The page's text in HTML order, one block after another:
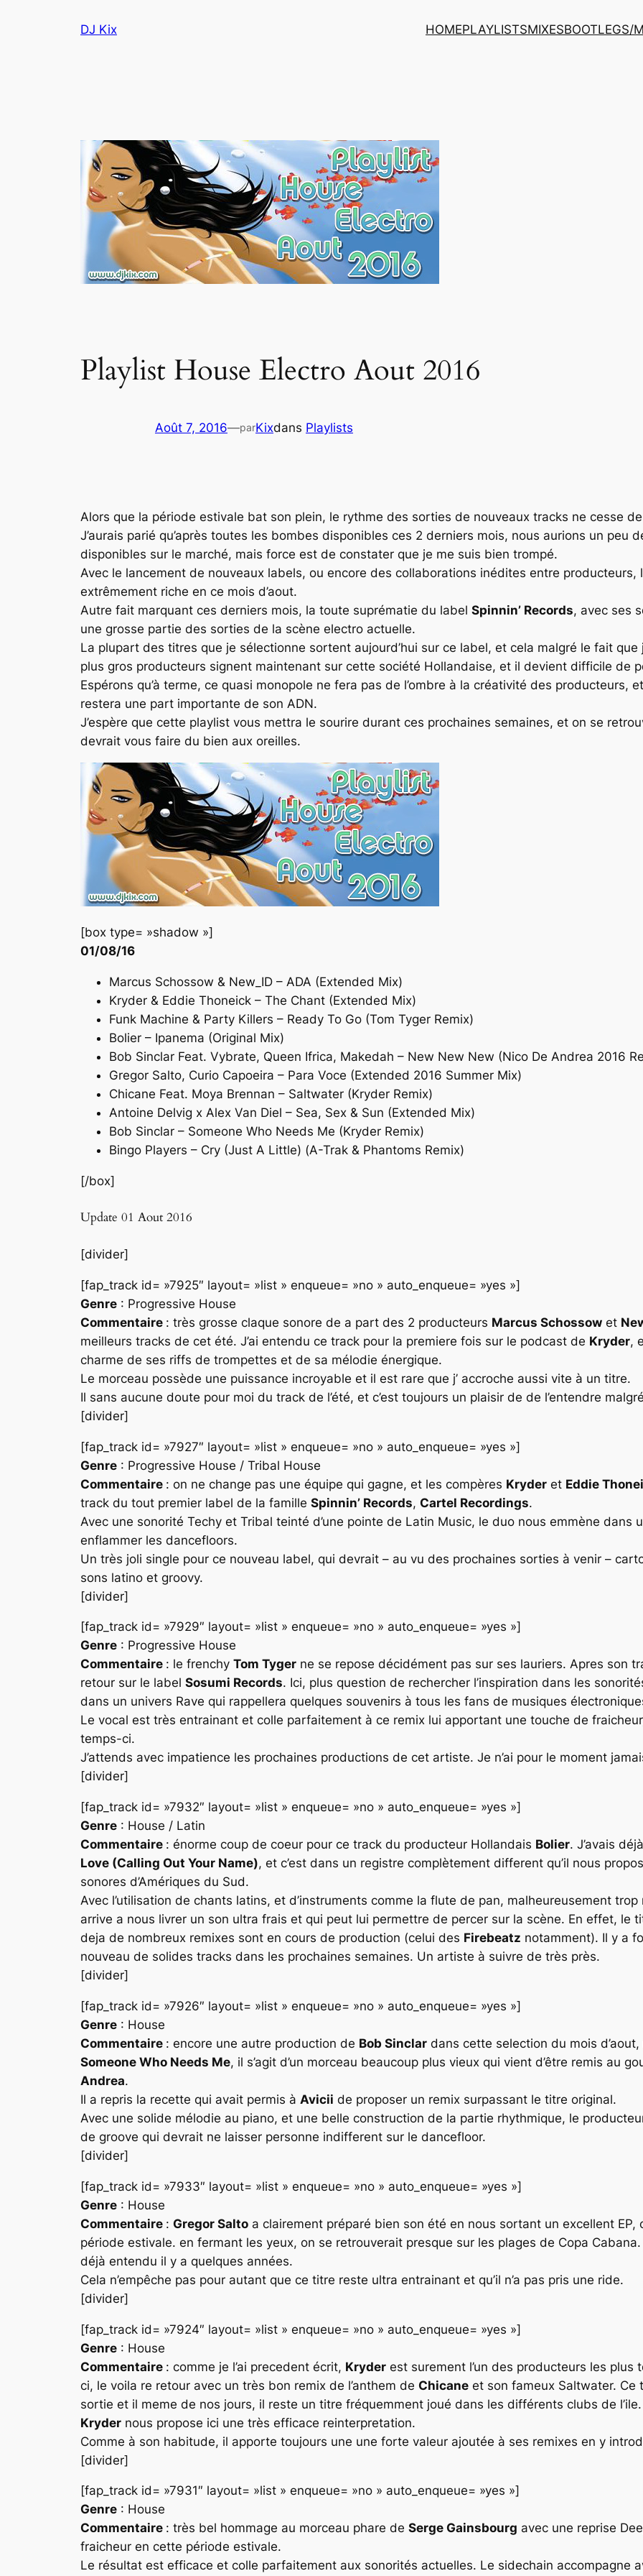
DJ Kix HOMEPLAYLISTSMIXESBOOTLEGS/
Playlist House Electro Aout 2016
Août 7, 2016—parKixdans Playlists
Alors que la période estivale bat son plein, le rythme des sorties de nouveaux tracks ne cesse
J’aurais parié qu’après toutes les bombes disponibles ces 2 derniers mois, nous aurions un peu
disponibles sur le marché, mais force est de constater que je me suis bien trompé.
Avec le lancement de nouveaux labels, ou encore des collaborations inédites entre producteurs,
extrêmement riche en ce mois d’aout.
Autre fait marquant ces derniers mois, la toute suprématie du label Spinnin’ Records, avec ses
une grosse partie des sorties de la scène electro actuelle.
La plupart des titres que je sélectionne sortent aujourd’hui sur ce label, et cela malgré le fait
plus gros producteurs signent maintenant sur cette société Hollandaise, et il devient difficile de
Espérons qu’à terme, ce quasi monopole ne fera pas de l’ombre à la créativité des producteurs,
restera une part importante de son ADN.
J’espère que cette playlist vous mettra le sourire durant ces prochaines semaines, et on se
devrait vous faire du bien aux oreilles.
[box type= »shadow »]
01/08/16
Marcus Schossow & New_ID – ADA (Extended Mix)
Kryder & Eddie Thoneick – The Chant (Extended Mix)
Funk Machine & Party Killers – Ready To Go (Tom Tyger Remix)
Bolier – Ipanema (Original Mix)
Bob Sinclar Feat. Vybrate, Queen Ifrica, Makedah – New New New (Nico De Andrea 2016
Gregor Salto, Curio Capoeira – Para Voce (Extended 2016 Summer Mix)
Chicane Feat. Moya Brennan – Saltwater (Kryder Remix)
Antoine Delvig x Alex Van Diel – Sea, Sex & Sun (Extended Mix)
Bob Sinclar – Someone Who Needs Me (Kryder Remix)
Bingo Players – Cry (Just A Little) (A-Trak & Phantoms Remix)
[/box]
Update 01 Aout 2016
[divider]
[fap_track id= »7925″ layout= »list » enqueue= »no » auto_enqueue= »yes »]
Genre : Progressive House
Commentaire : très grosse claque sonore de a part des 2 producteurs Marcus Schossow et
meilleurs tracks de cet été. J’ai entendu ce track pour la premiere fois sur le podcast de Kryder,
charme de ses riffs de trompettes et de sa mélodie énergique.
Le morceau possède une puissance incroyable et il est rare que j’ accroche aussi vite à un titre.
Il sans aucune doute pour moi du track de l’été, et c’est toujours un plaisir de de l’entendre
[divider]
[fap_track id= »7927″ layout= »list » enqueue= »no » auto_enqueue= »yes »]
Genre : Progressive House / Tribal House
Commentaire : on ne change pas une équipe qui gagne, et les compères Kryder et Eddie
track du tout premier label de la famille Spinnin’ Records, Cartel Recordings.
Avec une sonorité Techy et Tribal teinté d’une pointe de Latin Music, le duo nous emmène dans
enflammer les dancefloors.
Un très joli single pour ce nouveau label, qui devrait – au vu des prochaines sorties à venir –
sons latino et groovy.
[divider]
[fap_track id= »7929″ layout= »list » enqueue= »no » auto_enqueue= »yes »]
Genre : Progressive House
Commentaire : le frenchy Tom Tyger ne se repose décidément pas sur ses lauriers. Apres son
retour sur le label Sosumi Records. Ici, plus question de rechercher l’inspiration dans les
dans un univers Rave qui rappellera quelques souvenirs à tous les fans de musiques
Le vocal est très entrainant et colle parfaitement à ce remix lui apportant une touche de
temps-ci.
J’attends avec impatience les prochaines productions de cet artiste. Je n’ai pour le moment
[divider]
[fap_track id= »7932″ layout= »list » enqueue= »no » auto_enqueue= »yes »]
Genre : House / Latin
Commentaire : énorme coup de coeur pour ce track du producteur Hollandais Bolier. J’avais
Love (Calling Out Your Name), et c’est dans un registre complètement different qu’il nous
sonores d’Amériques du Sud.
Avec l’utilisation de chants latins, et d’instruments comme la flute de pan, malheureusement
arrive a nous livrer un son ultra frais et qui peut lui permettre de percer sur la scène. En effet, le
deja de nombreux remixes sont en cours de production (celui des Firebeatz notamment). Il y a
nouveau de solides tracks dans les prochaines semaines. Un artiste à suivre de très près.
[divider]
[fap_track id= »7926″ layout= »list » enqueue= »no » auto_enqueue= »yes »]
Genre : House
Commentaire : encore une autre production de Bob Sinclar dans cette selection du mois
Someone Who Needs Me, il s’agit d’un morceau beaucoup plus vieux qui vient d’être remis au
Andrea.
Il a repris la recette qui avait permis à Avicii de proposer un remix surpassant le titre original.
Avec une solide mélodie au piano, et une belle construction de la partie rhythmique, le
de groove qui devrait ne laisser personne indifferent sur le dancefloor.
[divider]
[fap_track id= »7933″ layout= »list » enqueue= »no » auto_enqueue= »yes »]
Genre : House
Commentaire : Gregor Salto a clairement préparé bien son été en nous sortant un excellent
période estivale. en fermant les yeux, on se retrouverait presque sur les plages de Copa
déjà entendu il y a quelques années.
Cela n’empêche pas pour autant que ce titre reste ultra entrainant et qu’il n’a pas pris une ride.
[divider]
[fap_track id= »7924″ layout= »list » enqueue= »no » auto_enqueue= »yes »]
Genre : House
Commentaire : comme je l’ai precedent écrit, Kryder est surement l’un des producteurs les
ci, le voila re retour avec un très bon remix de l’anthem de Chicane et son fameux Saltwater.
sortie et il meme de nos jours, il reste un titre fréquemment joué dans les différents clubs de l’ile.
Kryder nous propose ici une très efficace reinterpretation.
Comme à son habitude, il apporte toujours une une forte valeur ajoutée à ses remixes en y
[divider]
[fap_track id= »7931″ layout= »list » enqueue= »no » auto_enqueue= »yes »]
Genre : House
Commentaire : très bel hommage au morceau phare de Serge Gainsbourg avec une reprise
fraicheur en cette période estivale.
Le résultat est efficace et colle parfaitement aux sonorités actuelles. Le sidechain accompagne